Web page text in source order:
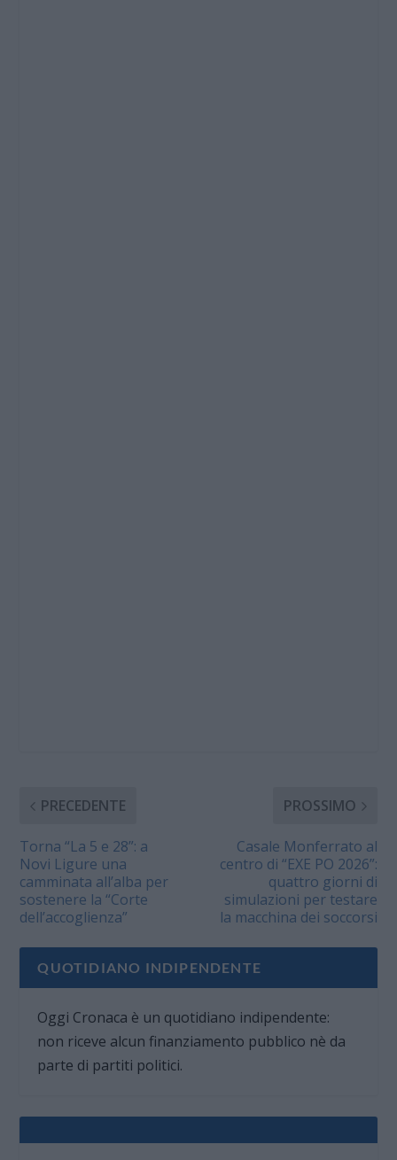
PRECEDENTE
Torna “La 5 e 28”: a
Novi Ligure una
camminata all’alba per
sostenere la “Corte
dell’accoglienza”
PROSSIMO
Casale Monferrato al
centro di “EXE PO 2026”:
quattro giorni di
simulazioni per testare
la macchina dei soccorsi
QUOTIDIANO INDIPENDENTE
Oggi Cronaca è un quotidiano indipendente:
non riceve alcun finanziamento pubblico nè da
parte di partiti politici.